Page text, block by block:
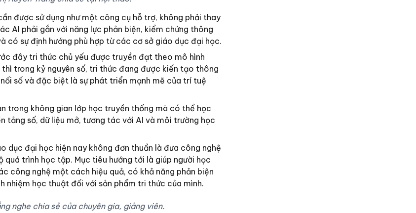
được sử dụng như một công cụ hỗ trợ, không phải thay
AI phải gắn với năng lực phản biện, kiểm chứng thông
có sự định hướng phù hợp từ các cơ sở giáo dục đại học.
đây tri thức chủ yếu được truyền đạt theo mô hình
trong kỷ nguyên số, tri thức đang được kiến tạo thông
số và đặc biệt là sự phát triển mạnh mẽ của trí tuệ
trong không gian lớp học truyền thống mà có thể học
tảng số, dữ liệu mở, tương tác với AI và môi trường học
dục đại học hiện nay không đơn thuần là đưa công nghệ
trình học tập. Mục tiêu hướng tới là giúp người học
công nghệ một cách hiệu quả, có khả năng phản biện
nhiệm học thuật đối với sản phẩm tri thức của mình.
nghe chia sẻ của chuyên gia, giảng viên.